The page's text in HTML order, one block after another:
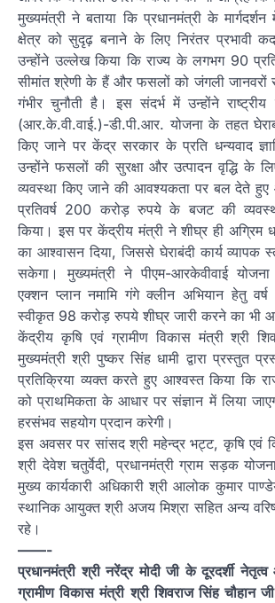
मुख्यमंत्री ने बताया कि प्रधानमंत्री के
क्षेत्र को सुदृढ़ बनाने के लिए निरंतर प्रभावी
उन्होंने उल्लेख किया कि राज्य के लगभग 90
सीमांत श्रेणी के हैं और फसलों को जंगली जानवरों
गंभीर चुनौती है। इस संदर्भ में उन्होंने
(आर.के.वी.वाई.)-डी.पी.आर. योजना के तहत
किए जाने पर केंद्र सरकार के प्रति धन्यवाद
उन्होंने फसलों की सुरक्षा और उत्पादन वृद्धि के
व्यवस्था किए जाने की आवश्यकता पर बल देते हुए
प्रतिवर्ष 200 करोड़ रुपये के बजट की
किया। इस पर केंद्रीय मंत्री ने शीघ्र ही अग्रिम
का आश्वासन दिया, जिससे घेराबंदी कार्य व्यापक
सकेगा। मुख्यमंत्री ने पीएम-आरकेवीवाई
एक्शन प्लान नमामि गंगे क्लीन अभियान हेतु
स्वीकृत 98 करोड़ रुपये शीघ्र जारी करने का भी
केंद्रीय कृषि एवं ग्रामीण विकास मंत्री श्री
मुख्यमंत्री श्री पुष्कर सिंह धामी द्वारा प्रस्तुत
प्रतिक्रिया व्यक्त करते हुए आश्वस्त किया कि
को प्राथमिकता के आधार पर संज्ञान में लिया
हरसंभव सहयोग प्रदान करेगी।
इस अवसर पर सांसद श्री महेन्द्र भट्ट, कृषि एवं
श्री देवेश चतुर्वेदी, प्रधानमंत्री ग्राम सड़क
मुख्य कार्यकारी अधिकारी श्री आलोक कुमार
स्थानिक आयुक्त श्री अजय मिश्रा सहित अन्य
रहे।
——-
प्रधानमंत्री श्री नरेंद्र मोदी जी के दूरदर्शी
ग्रामीण विकास मंत्री श्री शिवराज सिंह चौहान